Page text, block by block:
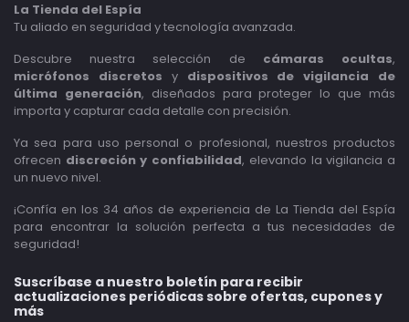
La Tienda del Espía
Tu aliado en seguridad y tecnología avanzada.
Descubre nuestra selección de cámaras ocultas,
micrófonos discretos y dispositivos de vigilancia de
última generación, diseñados para proteger lo que más
importa y capturar cada detalle con precisión.
Ya sea para uso personal o profesional, nuestros productos
ofrecen discreción y confiabilidad, elevando la vigilancia a
un nuevo nivel.
¡Confía en los 34 años de experiencia de La Tienda del Espía
para encontrar la solución perfecta a tus necesidades de
seguridad!
Suscríbase a nuestro boletín para recibir
actualizaciones periódicas sobre ofertas, cupones y
más